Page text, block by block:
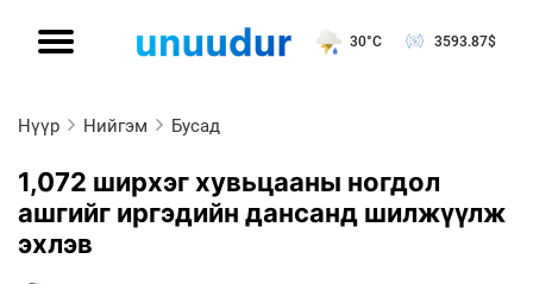
30°C 3593.87$
Нүүр Нийгэм Бусад
1,072 ширхэг хувьцааны ногдол
ашгийг иргэдийн дансанд шилжүүлж
эхлэв